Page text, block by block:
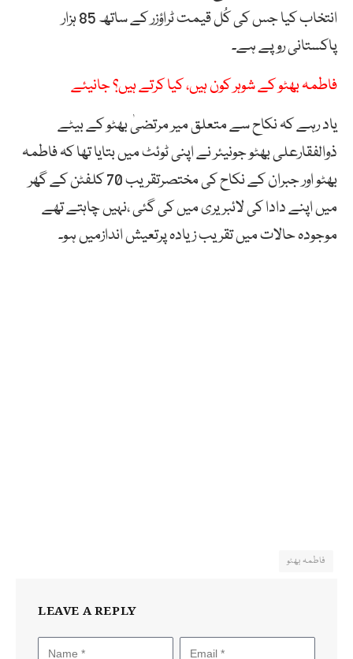
انتخاب کیا جس کی کُل قیمت ٹراؤزر کے ساتھ 85 ہزار
پاکستانی روپے ہے۔
فاطمہ بھٹو کے شوہر کون ہیں، کیا کرتے ہیں؟ جانیئے
یاد رہے کہ نکاح سے متعلق میر مرتضیٰ بھٹو کے بیٹے
ذوالفقارعلی بھٹو جونیئر نے اپنی ٹوئٹ میں بتایا تھا کہ فاطمہ
بھٹو اور جبران کے نکاح کی مختصرتقریب 70 کلفٹن کے گھر
میں اپنے دادا کی لائبریری میں کی گئی ،نہیں چاہتے تھے
موجودہ حالات میں تقریب زیادہ پرتعیش اندازمیں ہو۔
فاطمہ بھٹو
LEAVE A REPLY